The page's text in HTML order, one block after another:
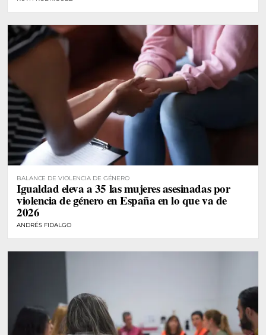
BALANCE DE VIOLENCIA DE GÉNERO
Igualdad eleva a 35 las mujeres asesinadas por
violencia de género en España en lo que va de
2026
ANDRÉS FIDALGO